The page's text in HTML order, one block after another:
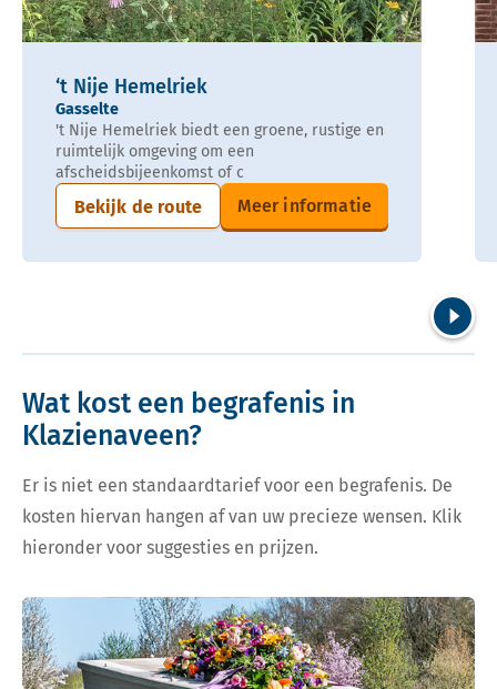
‘t Nije Hemelriek
Gasselte
't Nije Hemelriek biedt een groene, rustige en
ruimtelijk omgeving om een
afscheidsbijeenkomst of c
Bekijk de route Meer informatie
Wat kost een begrafenis in
Klazienaveen?
Er is niet een standaardtarief voor een begrafenis. De
kosten hiervan hangen af van uw precieze wensen. Klik
hieronder voor suggesties en prijzen.
Bekijk tarieven voor begrafenis